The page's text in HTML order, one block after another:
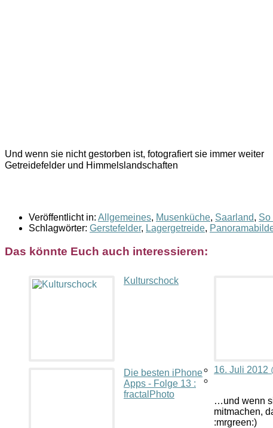
Und wenn sie nicht gestorben ist, fotografiert sie immer weiter
Getreidefelder und Himmelslandschaften
Veröffentlicht in: Allgemeines, Musenküche, Saarland, So
Schlagwörter: Gerstefelder, Lagergetreide,
Das könnte Euch auch interessieren:
Kulturschock
Die besten iPhone
Apps - Folge 13 :
fractalPhoto
16. Juli 2012
…und wenn
mitmachen,
:mrgreen:)